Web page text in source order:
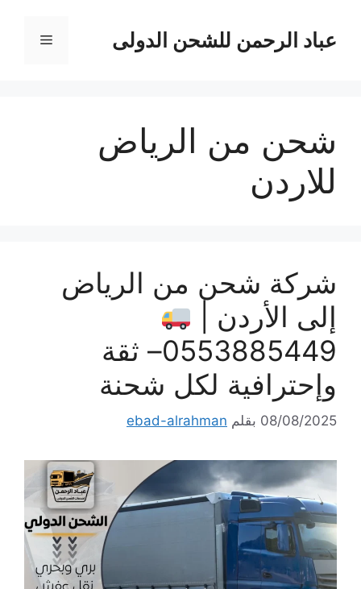
المحتوىعباد الرحمن للشحن الدولى القائمة
شحن من الرياض
للاردن
شركة شحن من الرياض
إلى الأردن |
0553885449– ثقة
وإحترافية لكل شحنة
08/08/2025 بقلم ebad-alrahman